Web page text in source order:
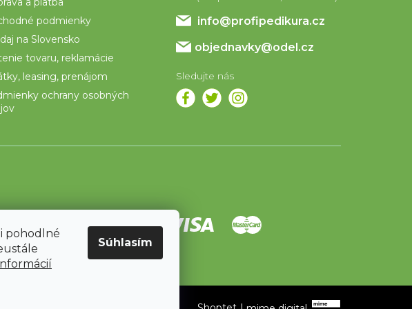
pohodlné
Súhlasím
podmienky
na Slovensko
tovaru, reklamácie
leasing, prenájom
ochrany osobných
info@profipedikura.cz
objednavky@odel.cz